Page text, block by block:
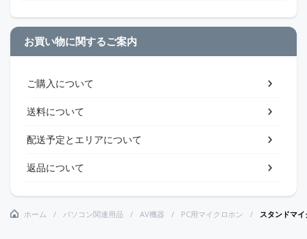
お買い物に関するご案内
ご購入について
送料について
配送予定とエリアについて
返品について
ホーム パソコン関連用品 AV機器 PC用マイクロホン スタンドマ